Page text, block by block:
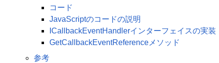
コード
JavaScriptのコードの説明
ICallbackEventHandlerインターフェイスの実装
GetCallbackEventReferenceメソッド
参考